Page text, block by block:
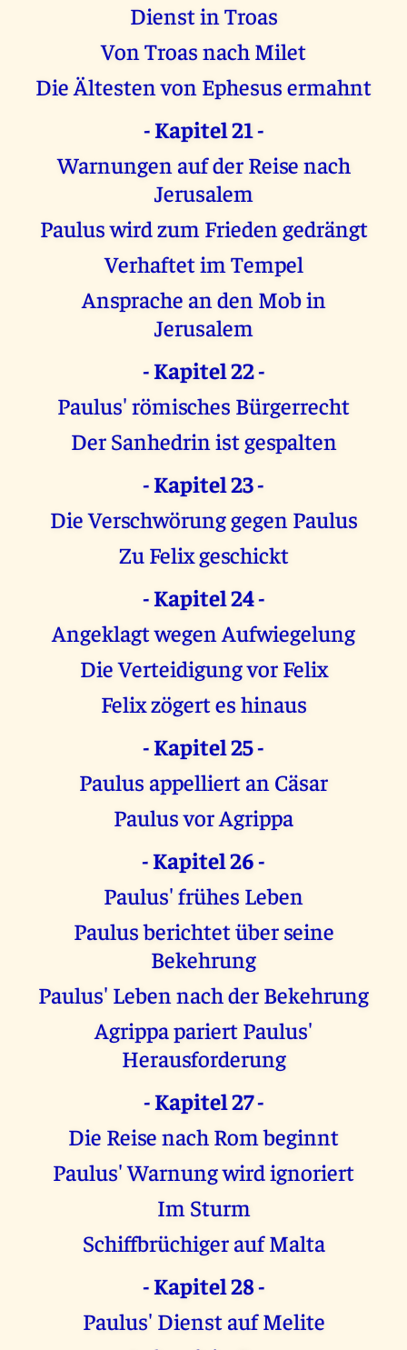
Dienst in Troas
Von Troas nach Milet
Die Ältesten von Ephesus ermahnt
- Kapitel 21 -
Warnungen auf der Reise nach
Jerusalem
Paulus wird zum Frieden gedrängt
Verhaftet im Tempel
Ansprache an den Mob in
Jerusalem
- Kapitel 22 -
Paulus' römisches Bürgerrecht
Der Sanhedrin ist gespalten
- Kapitel 23 -
Die Verschwörung gegen Paulus
Zu Felix geschickt
- Kapitel 24 -
Angeklagt wegen Aufwiegelung
Die Verteidigung vor Felix
Felix zögert es hinaus
- Kapitel 25 -
Paulus appelliert an Cäsar
Paulus vor Agrippa
- Kapitel 26 -
Paulus' frühes Leben
Paulus berichtet über seine
Bekehrung
Paulus' Leben nach der Bekehrung
Agrippa pariert Paulus'
Herausforderung
- Kapitel 27 -
Die Reise nach Rom beginnt
Paulus' Warnung wird ignoriert
Im Sturm
Schiffbrüchiger auf Malta
- Kapitel 28 -
Paulus' Dienst auf Melite